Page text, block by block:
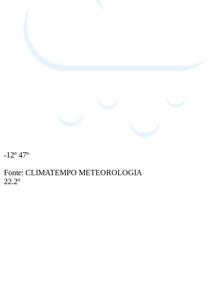
-12º 47º
Fonte: CLIMATEMPO METEOROLOGIA
22.2º